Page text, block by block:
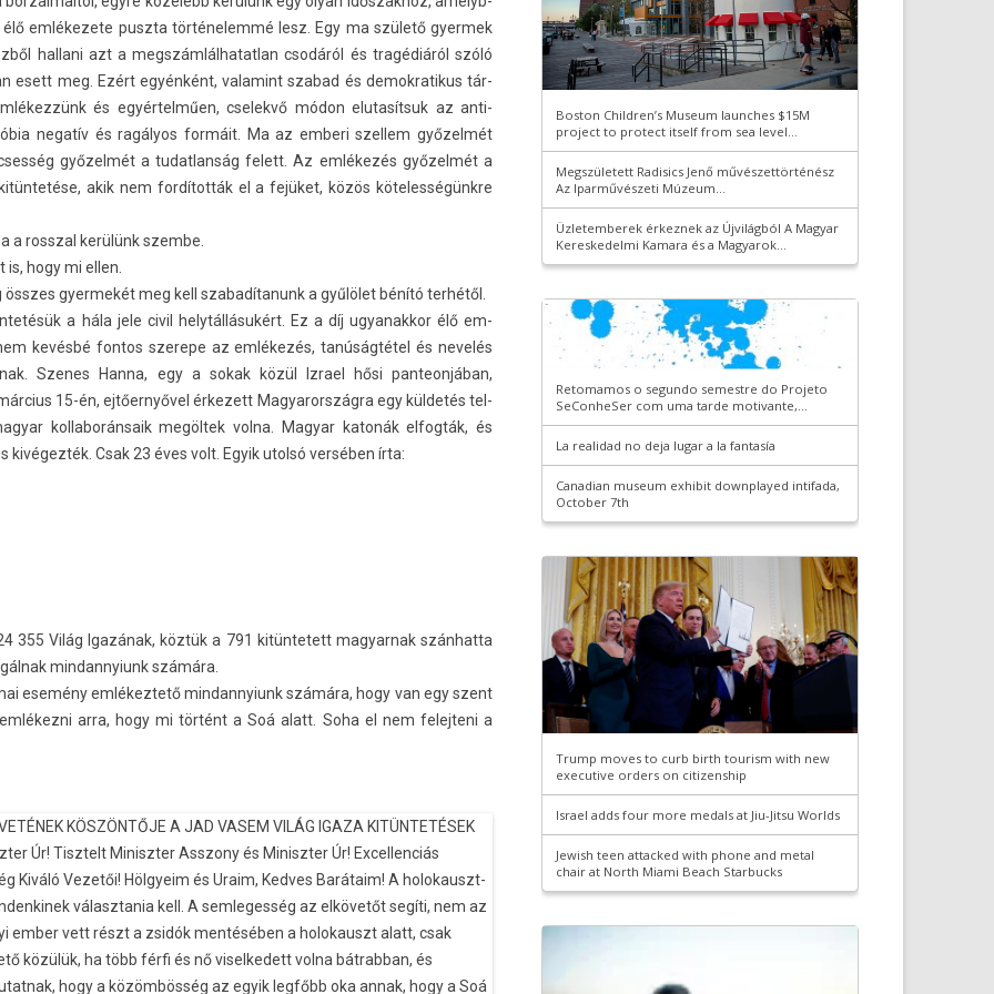
em­lékezete puszta tör­ténelemmé lesz. Egy ma születő gyer­mek
hal­lani azt a megszám­lálhatat­lan csodáról és tragédiáról szóló
esett meg. Ezért egyénként, valamint szabad és de­mok­ratikus tár­
és egyértelműen, cselekvő módon elutasít­suk az anti­
negatív és ragályos formáit. Ma az em­beri szel­lem győzelmét
győzelmét a tudat­lanság felett. Az emlékezés győzelmét a
akik nem fordították el a fejüket, közös köteles­ségünkre
a rossz­al kerülünk szem­be.
hogy mi ellen.
gyer­mekét meg kell szabadítanunk a gyűlölet bénító terhétől.
a hála jele civil helytállásukért. Ez a díj ugyanak­kor élő em­
kevésbé fon­tos szerepe az emlékezés, tanúságtétel és nevelés
Szenes Hanna, egy a sokak közül Iz­rael hősi pan­teon­jában,
15-én, ejtőernyővel érkezett Magyarország­ra egy küldetés tel­
kol­laborán­saik megöltek volna. Magyar katonák el­fogták, és
Csak 23 éves volt. Egyik utolsó versében írta:
355 Világ Igazának, köztük a 791 kitün­tetett magyar­nak szán­hatta
min­dannyiunk számára.
esemény em­lékez­tető min­dannyiunk számára, hogy van egy szent
arra, hogy mi történt a Soá alatt. Soha el nem felej­teni a